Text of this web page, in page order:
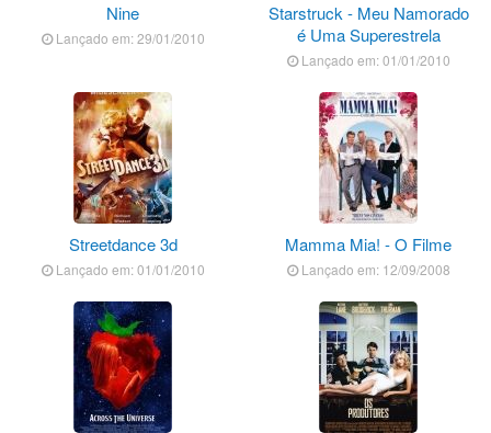
Nine
Lançado em: 29/01/2010
Starstruck - Meu Namorado
é Uma Superestrela
Lançado em: 01/01/2010
Streetdance 3d
Lançado em: 01/01/2010
Mamma Mia! - O Filme
Lançado em: 12/09/2008